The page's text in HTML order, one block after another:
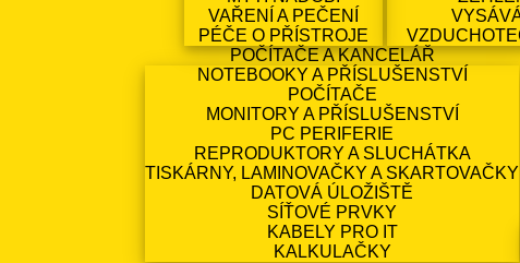
VAŘENÍ A PEČENÍ
PÉČE O PŘÍSTROJE
POČÍTAČE A KANCELÁŘ
NOTEBOOKY A PŘÍSLUŠENSTVÍ
POČÍTAČE
MONITORY A PŘÍSLUŠENSTVÍ
PC PERIFERIE
REPRODUKTORY A SLUCHÁTKA
TISKÁRNY, LAMINOVAČKY A SKARTOVAČKY
DATOVÁ ÚLOŽIŠTĚ
SÍŤOVÉ PRVKY
KABELY PRO IT
KALKULAČKY